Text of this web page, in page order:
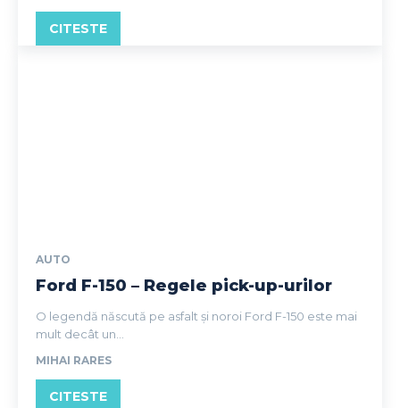
CITESTE
AUTO
Ford F-150 – Regele pick-up-urilor
O legendă născută pe asfalt și noroi Ford F-150 este mai
mult decât un...
MIHAI RARES
CITESTE